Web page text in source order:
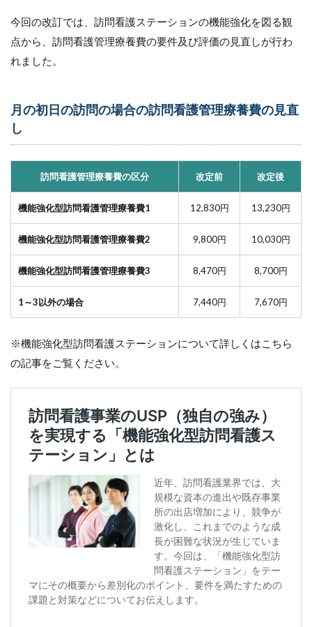
看護
管理
療養
費1の
4.2
費2の
施設
基準
【5
月
28
日発
表】
訪問
管理
療養
費の
に関
経過
措置
とは
6
今回の改訂では、訪問看護ステーションの機能強化を図る観
点から、訪問看護管理療養費の要件及び評価の見直しが行わ
れました。
月の初日の訪問の場合の訪問看護管理療養費の見直
し
訪問看護管理療養費の区分 改定前 改定後
機能強化型訪問看護管理療養費1 12,830円 13,230円
機能強化型訪問看護管理療養費2 9,800円 10,030円
機能強化型訪問看護管理療養費3 8,470円 8,700円
1～3以外の場合 7,440円 7,670円
※機能強化型訪問看護ステーションについて詳しくはこちら
の記事をご覧ください。